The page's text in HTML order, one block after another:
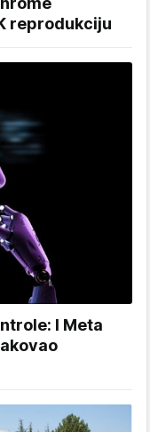
reprodukciju
I Meta